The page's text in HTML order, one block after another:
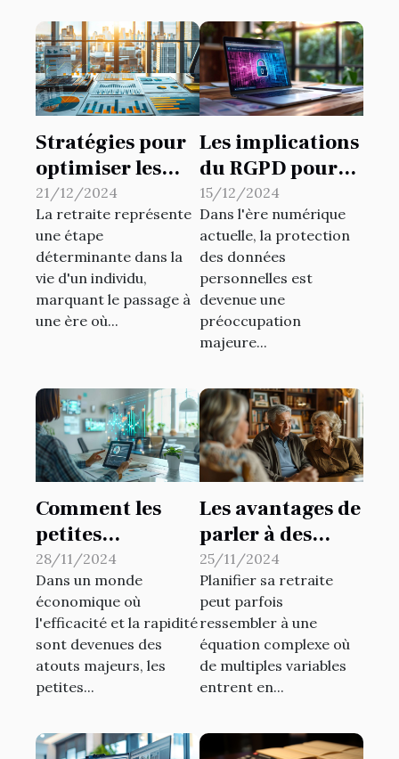
Stratégies pour
optimiser les
fonds de pension
dans le secteur
privé
21/12/2024
La retraite représente
une étape
déterminante dans la
vie d'un individu,
marquant le passage à
une ère où...
Les implications
du RGPD pour
les petites
entreprises en
ligne
15/12/2024
Dans l'ère numérique
actuelle, la protection
des données
personnelles est
devenue une
préoccupation
majeure...
Comment les
petites
entreprises
peuvent tirer
parti de
l'automatisation
financière
28/11/2024
Dans un monde
économique où
l'efficacité et la rapidité
sont devenues des
atouts majeurs, les
petites...
Les avantages de
parler à des
experts qualifiés
pour planifier
votre retraite
25/11/2024
Planifier sa retraite
peut parfois
ressembler à une
équation complexe où
de multiples variables
entrent en...